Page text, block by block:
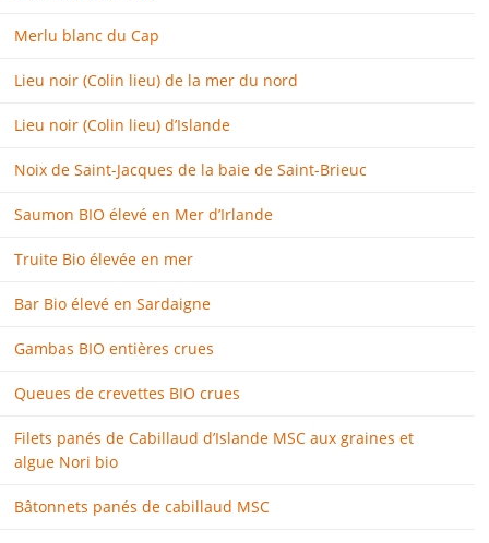
Merlu blanc du Cap
Lieu noir (Colin lieu) de la mer du nord
Lieu noir (Colin lieu) d’Islande
Noix de Saint-Jacques de la baie de Saint-Brieuc
Saumon BIO élevé en Mer d’Irlande
Truite Bio élevée en mer
Bar Bio élevé en Sardaigne
Gambas BIO entières crues
Queues de crevettes BIO crues
Filets panés de Cabillaud d’Islande MSC aux graines et
algue Nori bio
Bâtonnets panés de cabillaud MSC